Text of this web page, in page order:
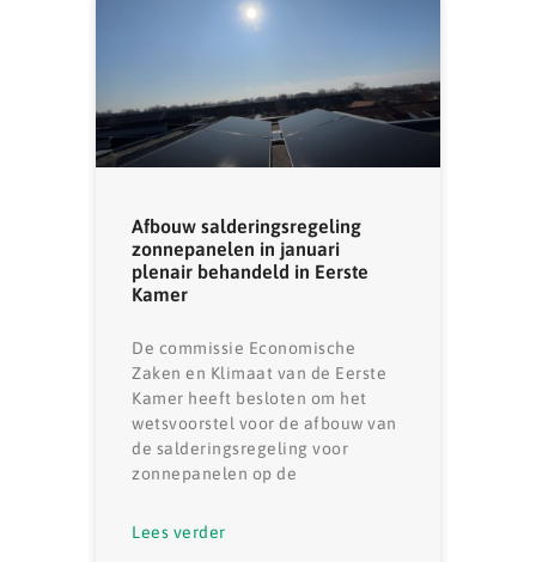
Afbouw salderingsregeling
zonnepanelen in januari
plenair behandeld in Eerste
Kamer
De commissie Economische
Zaken en Klimaat van de Eerste
Kamer heeft besloten om het
wetsvoorstel voor de afbouw van
de salderingsregeling voor
zonnepanelen op de
Lees verder